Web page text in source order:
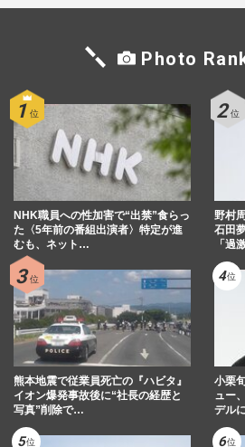
Photo
NHK職員への性加害で“出禁”食らっ
た〈5年前の番組出演者〉特定が進
むも、ネット…
野村
石田
「過
熊本地震で従業員死亡の『ハビタ』
イオン爆発事故後に“社長の経歴と
写真”削除で…
小栗
ュー
デル